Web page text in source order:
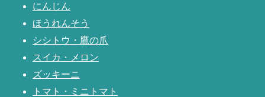
にんじん
ほうれんそう
シシトウ・鷹の爪
スイカ・メロン
ズッキーニ
トマト・ミニトマト